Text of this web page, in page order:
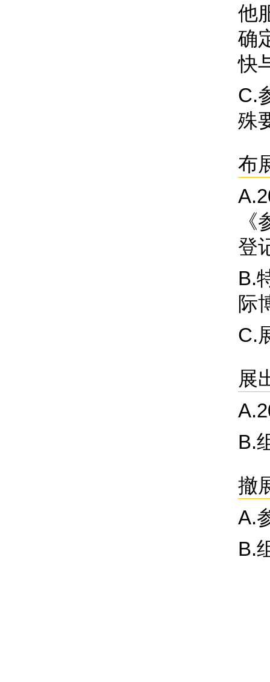
他
确
快
C.
殊
布
登
B.
际
C.
展
B.
撤
A.
B.